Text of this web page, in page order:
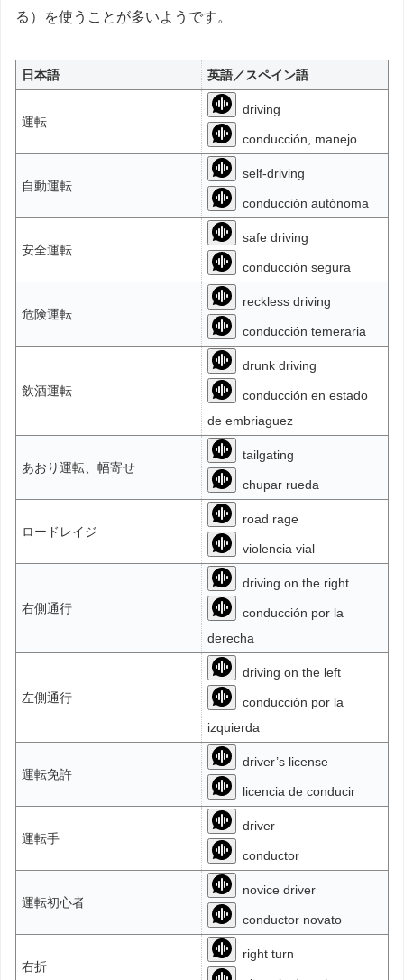
る）を使うことが多いようです。
日本語 英語／スペイン語
運転
driving
conducción, manejo
自動運転
self-driving
conducción autónoma
安全運転
safe driving
conducción segura
危険運転
reckless driving
conducción temeraria
飲酒運転
drunk driving
conducción en estado
de embriaguez
あおり運転、幅寄せ
tailgating
chupar rueda
ロードレイジ
road rage
violencia vial
右側通行
driving on the right
conducción por la
derecha
左側通行
driving on the left
conducción por la
izquierda
運転免許
driver’s license
licencia de conducir
運転手
driver
conductor
運転初心者
novice driver
conductor novato
右折
right turn